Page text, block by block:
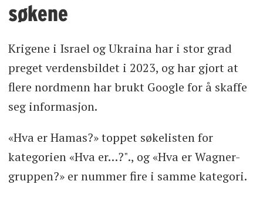
søkene
Krigene i Israel og Ukraina har i stor grad
preget verdensbildet i 2023, og har gjort at
flere nordmenn har brukt Google for å skaffe
seg informasjon.
«Hva er Hamas?» toppet søkelisten for
kategorien «Hva er…?"., og «Hva er Wagner-
gruppen?» er nummer fire i samme kategori.